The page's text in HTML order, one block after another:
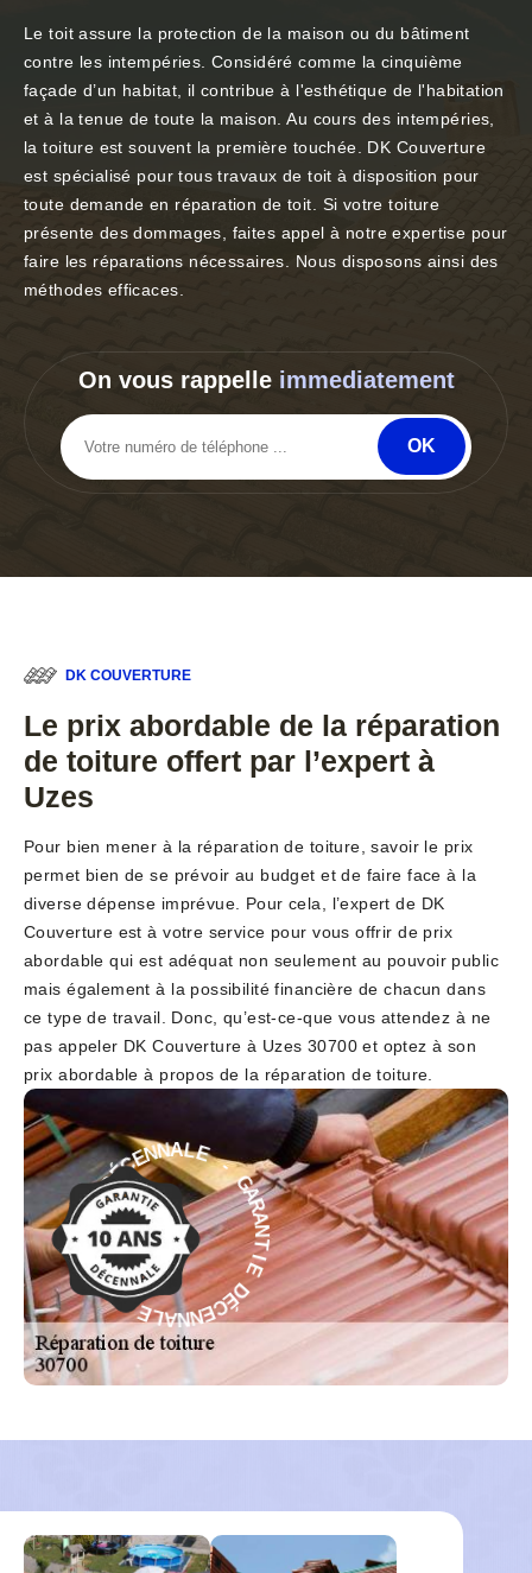
Le toit assure la protection de la maison ou du bâtiment
contre les intempéries. Considéré comme la cinquième
façade d’un habitat, il contribue à l'esthétique de l'habitation
et à la tenue de toute la maison. Au cours des intempéries,
la toiture est souvent la première touchée. DK Couverture
est spécialisé pour tous travaux de toit à disposition pour
toute demande en réparation de toit. Si votre toiture
présente des dommages, faites appel à notre expertise pour
faire les réparations nécessaires. Nous disposons ainsi des
méthodes efficaces.
On vous rappelle immediatement
DK COUVERTURE
Le prix abordable de la réparation
de toiture offert par l’expert à
Uzes
Pour bien mener à la réparation de toiture, savoir le prix
permet bien de se prévoir au budget et de faire face à la
diverse dépense imprévue. Pour cela, l’expert de DK
Couverture est à votre service pour vous offrir de prix
abordable qui est adéquat non seulement au pouvoir public
mais également à la possibilité financière de chacun dans
ce type de travail. Donc, qu’est-ce-que vous attendez à ne
pas appeler DK Couverture à Uzes 30700 et optez à son
prix abordable à propos de la réparation de toiture.
G
A
R
A
N
T
I
E
D
É
C
E
N
NALE - GAR
A
N
T
I
E
D
É
C
E
N
N
A
L
E
-